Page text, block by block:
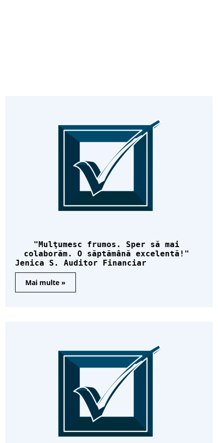
Mulţumesc frumos. Sper să mai
colaborăm. O săptămână excelentă!
Jenica S. Auditor Financiar
Mai multe »